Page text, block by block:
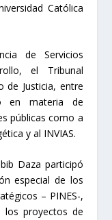
Católica
de Servicios
el Tribunal
de Justicia, entre
en materia de
públicas como a
y al INVIAS.
Daza participó
especial de los
– PINES-,
los proyectos de